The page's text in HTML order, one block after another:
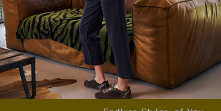
任。
４．使用「AFTEE先享後付」時，將依據個別帳號之用戶狀況，依本公司即
時審查核予不同之上限額度；若仍有額度不足之情形，本公司將視審查結果
請求用戶進行身份認證。
５．嚴禁一人註冊多個帳號或使用他人資訊註冊。若發現惡意使用之情形，
恩沛科技股份有限公司將有權停止該用戶之使用額度並採取法律行動。
宅配離島
每筆NT$120，滿NT$2,500(含以上)免運費
付款後門市自取
免運費
海外配送 查看運費